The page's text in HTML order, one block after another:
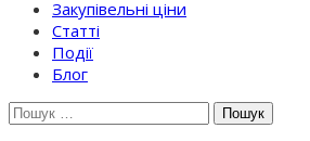
Закупівельні ціни
Статті
Події
Блог
Шукати: